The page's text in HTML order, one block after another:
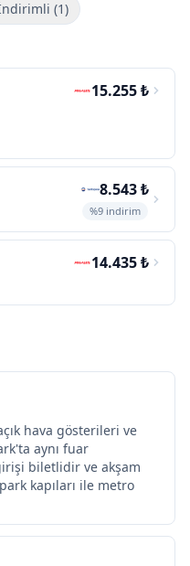
(1)
15.255 ₺
8.543 ₺
%9 indirim
14.435 ₺
hava gösterileri ve
aynı fuar
biletlidir ve akşam
kapıları ile metro